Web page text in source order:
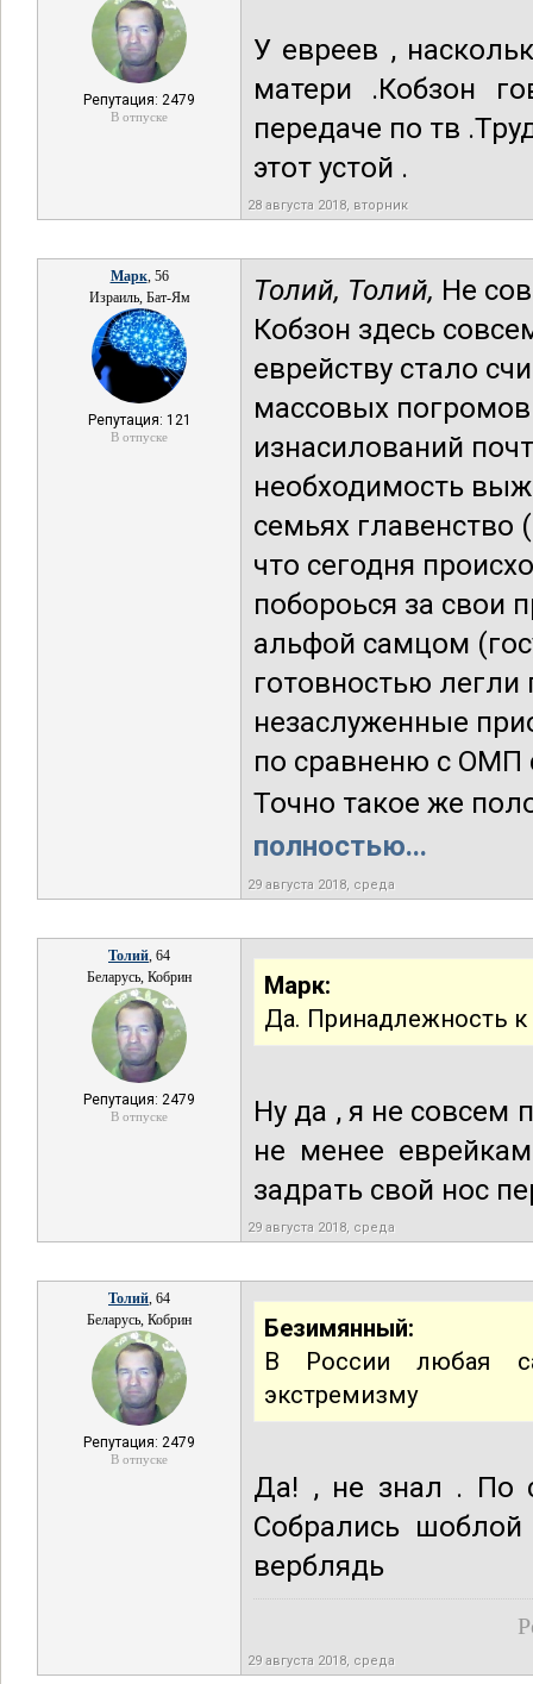
Репутация: 2479
В отпуске
У евреев ,
матери .Кобзон
передаче по тв
этот устой .
28 августа 2018, вторник
Mарк, 56
Израиль, Бат-Ям
Репутация: 121
В отпуске
Толий, Толий, Не
Кобзон здесь
еврейству стало
массовых
изнасилований
необходимость
семьях
что сегодня
побороься за свои
альфой самцом
готовностью
незаслуженные
по сравненю с ОМП
Точно такое же
полностью...
29 августа 2018, среда
Толий, 64
Беларусь, Кобрин
Репутация: 2479
В отпуске
Mарк:
Да. Принадлежность к
Ну да , я не совсем
не менее
задрать свой нос
29 августа 2018, среда
Толий, 64
Беларусь, Кобрин
Репутация: 2479
В отпуске
Безимянный:
В России любая
экстремизму
Да! , не знал . По
Собрались
верблядь
29 августа 2018, среда